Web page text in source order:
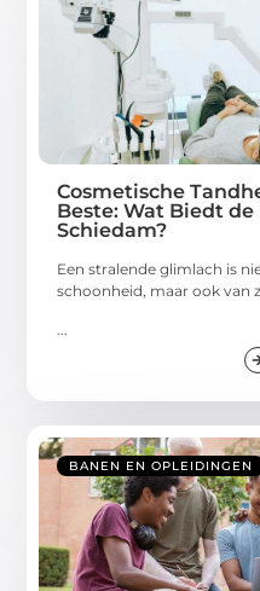
Cosmetische
Beste: Wat Biedt
Schiedam?
Een stralende glimlach is
schoonheid, maar ook van
...
BANEN EN OPLEIDINGEN